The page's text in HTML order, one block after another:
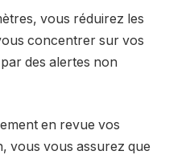
vous réduirez les
concentrer sur vos
des alertes non
en revue vos
vous vous assurez que